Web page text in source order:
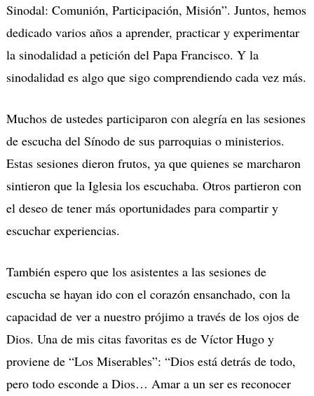
Sinodal: Comunión, Participación, Misión”. Juntos, hemos
dedicado varios años a aprender, practicar y experimentar
la sinodalidad a petición del Papa Francisco. Y la
sinodalidad es algo que sigo comprendiendo cada vez más.
Muchos de ustedes participaron con alegría en las sesiones
de escucha del Sínodo de sus parroquias o ministerios.
Estas sesiones dieron frutos, ya que quienes se marcharon
sintieron que la Iglesia los escuchaba. Otros partieron con
el deseo de tener más oportunidades para compartir y
escuchar experiencias.
También espero que los asistentes a las sesiones de
escucha se hayan ido con el corazón ensanchado, con la
capacidad de ver a nuestro prójimo a través de los ojos de
Dios. Una de mis citas favoritas es de Víctor Hugo y
proviene de “Los Miserables”: “Dios está detrás de todo,
pero todo esconde a Dios… Amar a un ser es reconocer